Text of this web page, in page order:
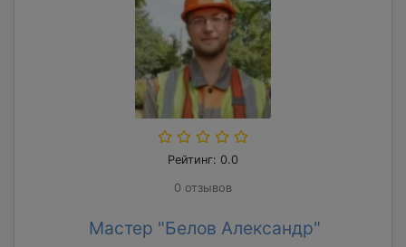
Рейтинг: 0.0
0 отзывов
Мастер "Белов Александр"